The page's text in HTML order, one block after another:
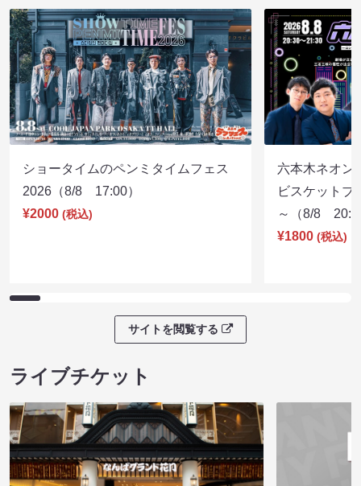
ショータイムのペンミタイムフェス
2026（8/8 17:00）
¥2000 (税込)
六本木ネオン
ビスケットブ
～（8/8
¥1800 (税込)
サイトを閲覧する
ライブチケット